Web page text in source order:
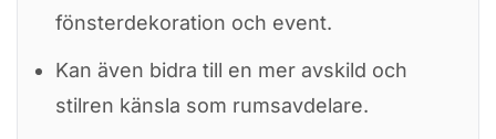
fönsterdekoration och event.
Kan även bidra till en mer avskild och
stilren känsla som rumsavdelare.